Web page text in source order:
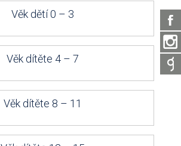
Věk dětí 0 – 3
Věk dítěte 4 – 7
Věk dítěte 8 – 11